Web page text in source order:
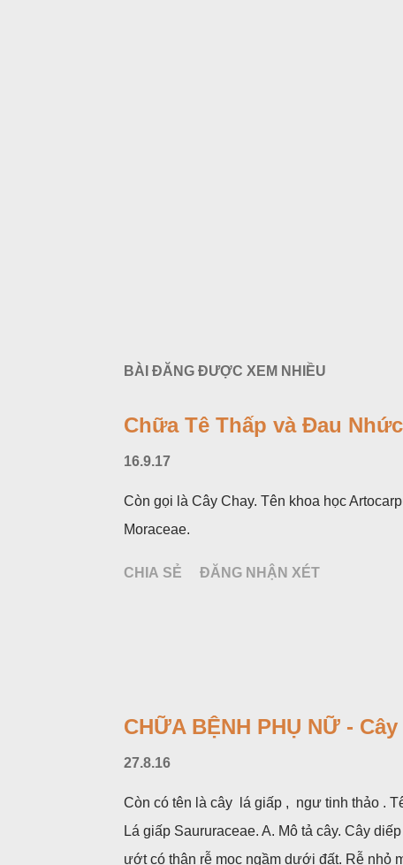
BÀI ĐĂNG ĐƯỢC XEM NHIỀU
Chữa Tê Thấp và Đau
16.9.17
Còn gọi là Cây Chay. Tên khoa học
Moraceae.
CHIA SẺ ĐĂNG NHẬN XÉT
CHỮA BỆNH PHỤ NỮ -
27.8.16
Còn có tên là cây lá giấp , ngư tinh thảo .
Lá giấp Saururaceae. A. Mô tả cây. Cây
ướt có thân rễ mọc ngầm dưới đất. Rễ nhỏ